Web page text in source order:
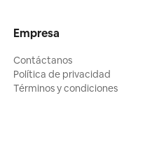
Empresa
Contáctanos
Política de privacidad
Términos y condiciones